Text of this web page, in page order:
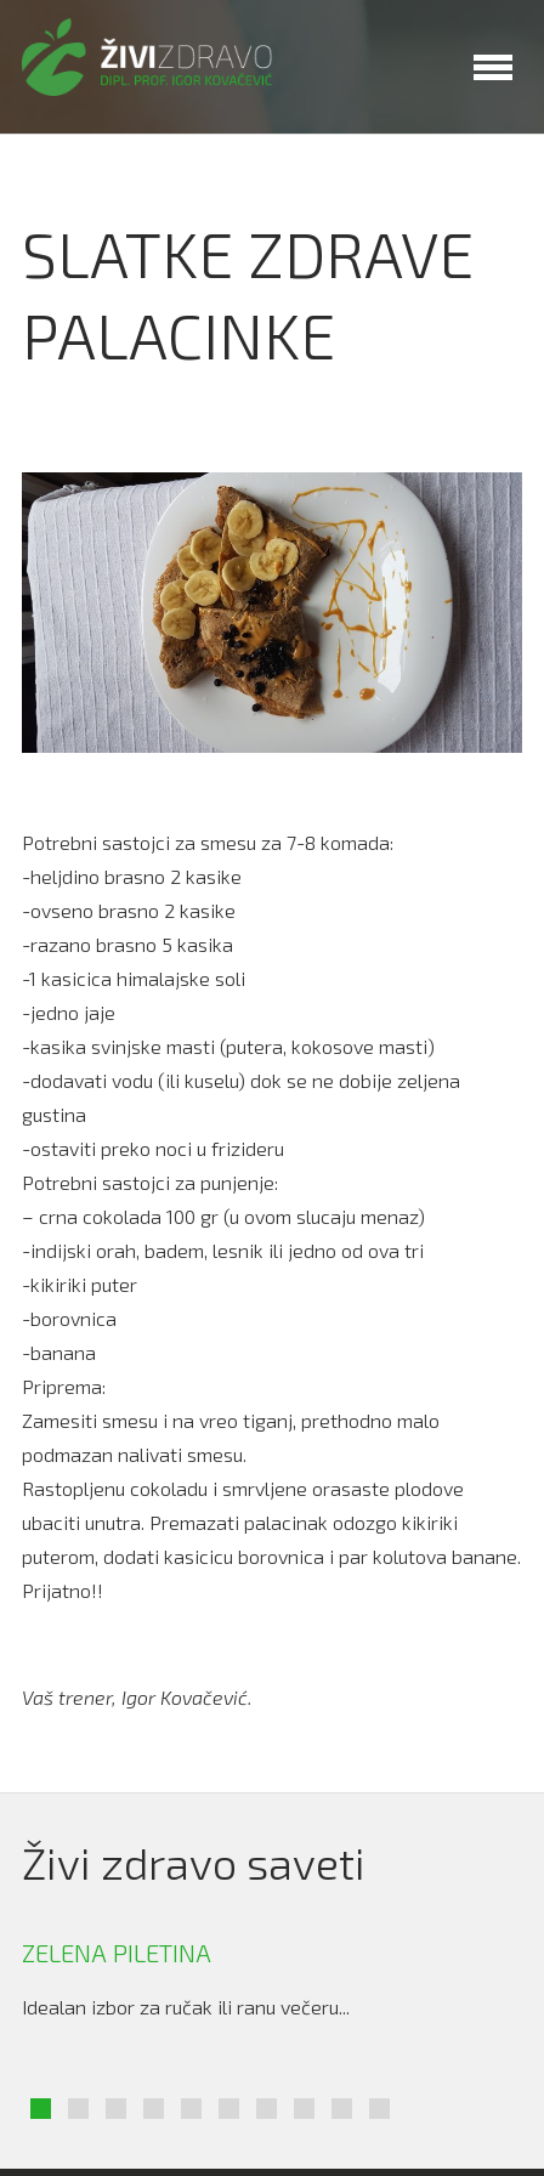
SLATKE ZDRAVE
PALACINKE
Potrebni sastojci za smesu za 7-8 komada:
-heljdino brasno 2 kasike
-ovseno brasno 2 kasike
-razano brasno 5 kasika
-1 kasicica himalajske soli
-jedno jaje
-kasika svinjske masti (putera, kokosove masti)
-dodavati vodu (ili kuselu) dok se ne dobije zeljena
gustina
-ostaviti preko noci u frizideru
Potrebni sastojci za punjenje:
– crna cokolada 100 gr (u ovom slucaju menaz)
-indijski orah, badem, lesnik ili jedno od ova tri
-kikiriki puter
-borovnica
-banana
Priprema:
Zamesiti smesu i na vreo tiganj, prethodno malo
podmazan nalivati smesu.
Rastopljenu cokoladu i smrvljene orasaste plodove
ubaciti unutra. Premazati palacinak odozgo kikiriki
puterom, dodati kasicicu borovnica i par kolutova banane.
Prijatno!!
Vaš trener, Igor Kovačević.
Živi zdravo saveti
ZELENA PILETINA
Idealan izbor za ručak ili ranu večeru...